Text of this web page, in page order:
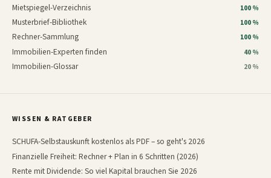
Mietspiegel-Verzeichnis 100 %
Musterbrief-Bibliothek 100 %
Rechner-Sammlung 100 %
Immobilien-Experten finden 40 %
Immobilien-Glossar 20 %
WISSEN & RATGEBER
SCHUFA-Selbstauskunft kostenlos als PDF – so geht's 2026
Finanzielle Freiheit: Rechner + Plan in 6 Schritten (2026)
Rente mit Dividende: So viel Kapital brauchen Sie 2026